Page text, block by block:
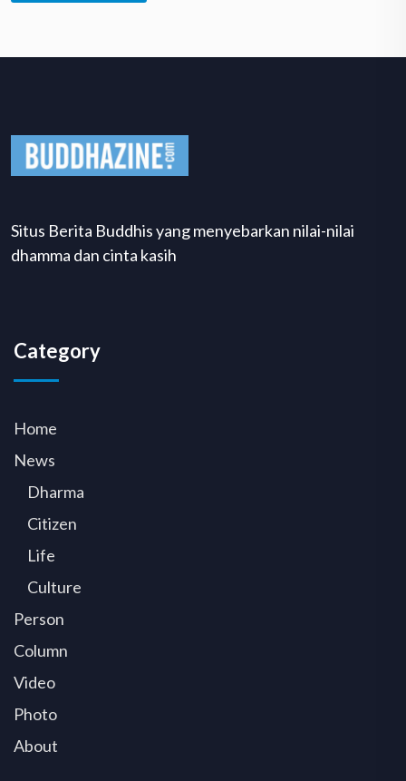
Situs Berita Buddhis yang menyebarkan nilai-nilai
dhamma dan cinta kasih
Category
Home
News
Dharma
Citizen
Life
Culture
Person
Column
Video
Photo
About